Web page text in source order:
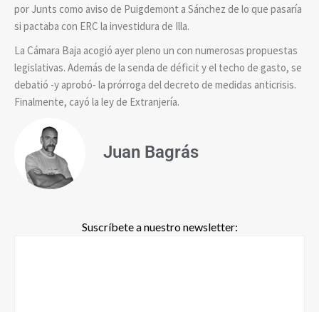
por Junts como aviso de Puigdemont a Sánchez de lo que pasaría
si pactaba con ERC la investidura de Illa.
La Cámara Baja acogió ayer pleno un con numerosas propuestas
legislativas. Además de la senda de déficit y el techo de gasto, se
debatió -y aprobó- la prórroga del decreto de medidas anticrisis.
Finalmente, cayó la ley de Extranjería.
Juan Bagrás
Suscríbete a nuestro newsletter: